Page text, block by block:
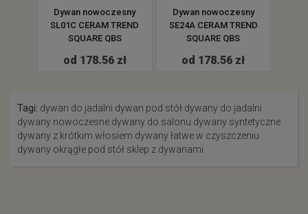
Dywan nowoczesny
SL01C CERAM TREND
SQUARE QBS
od 178.56 zł
Dywan nowoczesny
SE24A CERAM TREND
SQUARE QBS
od 178.56 zł
Tagi: dywan do jadalni dywan pod stół dywany do jadalni
dywany nowoczesne dywany do salonu dywany syntetyczne
dywany z krótkim włosiem dywany łatwe w czyszczeniu
dywany okrągłe pod stół sklep z dywanami